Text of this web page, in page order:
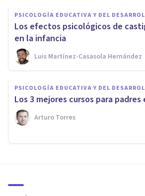
PSICOLOGÍA EDUCATIVA Y DEL
Los efectos psicológicos de
en la infancia
Luis Martínez-Casasola Hernández
PSICOLOGÍA EDUCATIVA Y DEL
Los 3 mejores cursos para padres
Arturo Torres